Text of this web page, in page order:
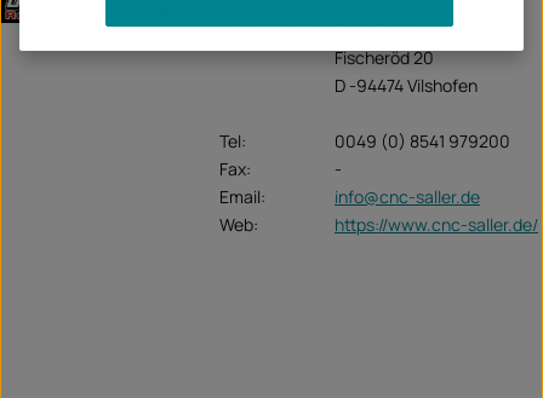
Unternehmen:CNC Saller
Fischeröd 20
D -94474 Vilshofen
Tel:
0049 (0) 8541 979200
Fax:
-
Email:
info@cnc-saller.de
Web:
https://www.cnc-saller.de/